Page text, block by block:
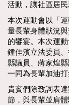
活動，讓社區居
本次運動會以「
量長輩身體狀況
的饗宴。本次運
鍾佳濱立法委員
縣議員、蔣家煌
一同為長輩加油打
貴賓們除致詞表
節，與長輩並肩